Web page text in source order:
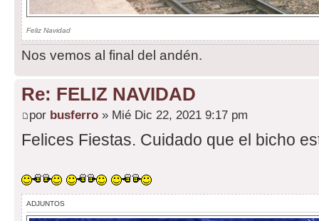
Feliz Navidad
Nos vemos al final del andén.
Re: FELIZ NAVIDAD
por busferro » Mié Dic 22, 2021 9:17 pm
Felices Fiestas. Cuidado que el bicho
ADJUNTOS